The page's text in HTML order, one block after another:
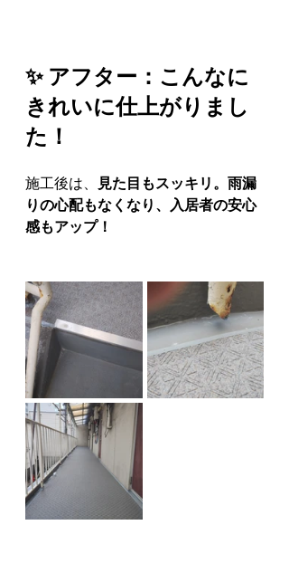
✨ アフター：こんなに
きれいに仕上がりまし
た！
施工後は、 見た目もスッキリ。雨漏
りの心配もなくなり、入居者の安心
感もアップ！